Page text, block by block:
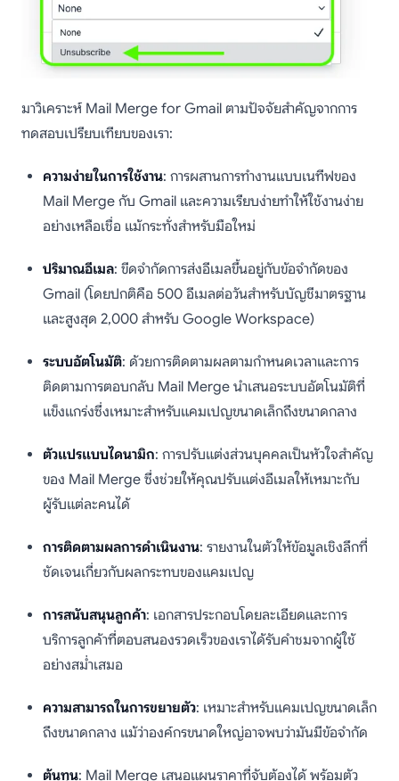
มาวิเคราะห์ Mail Merge for Gmail ตามปัจจัยสำคัญจากการ
ทดสอบเปรียบเทียบของเรา:
ความง่ายในการใช้งาน: การผสานการทำงานแบบเนทีฟของ
Mail Merge กับ Gmail และความเรียบง่ายทำให้ใช้งานง่าย
อย่างเหลือเชื่อ แม้กระทั่งสำหรับมือใหม่
ปริมาณอีเมล: ขีดจำกัดการส่งอีเมลขึ้นอยู่กับข้อจำกัดของ
Gmail (โดยปกติคือ 500 อีเมลต่อวันสำหรับบัญชีมาตรฐาน
และสูงสุด 2,000 สำหรับ Google Workspace)
ระบบอัตโนมัติ: ด้วยการติดตามผลตามกำหนดเวลาและการ
ติดตามการตอบกลับ Mail Merge นำเสนอระบบอัตโนมัติที่
แข็งแกร่งซึ่งเหมาะสำหรับแคมเปญขนาดเล็กถึงขนาดกลาง
ตัวแปรแบบไดนามิก: การปรับแต่งส่วนบุคคลเป็นหัวใจสำคัญ
ของ Mail Merge ซึ่งช่วยให้คุณปรับแต่งอีเมลให้เหมาะกับ
ผู้รับแต่ละคนได้
การติดตามผลการดำเนินงาน: รายงานในตัวให้ข้อมูลเชิงลึกที่
ชัดเจนเกี่ยวกับผลกระทบของแคมเปญ
การสนับสนุนลูกค้า: เอกสารประกอบโดยละเอียดและการ
บริการลูกค้าที่ตอบสนองรวดเร็วของเราได้รับคำชมจากผู้ใช้
อย่างสม่ำเสมอ
ความสามารถในการขยายตัว: เหมาะสำหรับแคมเปญขนาดเล็ก
ถึงขนาดกลาง แม้ว่าองค์กรขนาดใหญ่อาจพบว่ามันมีข้อจำกัด
ต้นทุน: Mail Merge เสนอแผนราคาที่จับต้องได้ พร้อมตัว